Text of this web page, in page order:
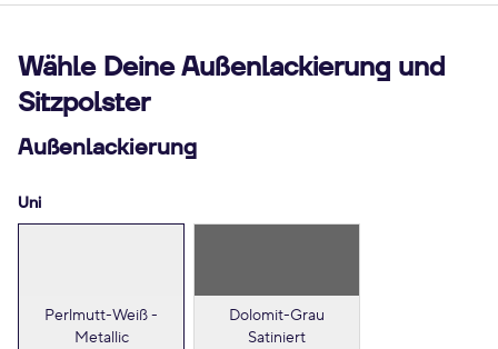
Wähle Deine Außenlackierung und
Sitzpolster
Außenlackierung
Uni
Perlmutt-Weiß -
Metallic
Dolomit-Grau
Satiniert